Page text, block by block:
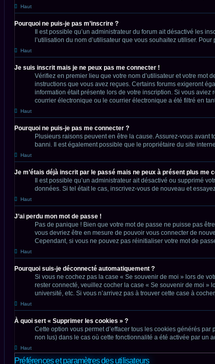
Haut
Pourquoi ne puis-je pas m’inscrire ?
Il est possible qu’un administrateur du forum ait désactivé les
l’utilisation du nom d’utilisateur que vous souhaitez utiliser.
Haut
Je suis inscrit mais je ne peux pas me connecter !
Vérifiez en premier lieu que votre nom d’utilisateur et votre mot
instructions que vous avez reçues. Certains forums exigeront
information était présente lors de votre inscription. Si vous
courrier électronique ou le courrier électronique a été filtré en
Haut
Pourquoi ne puis-je pas me connecter ?
Plusieurs raisons peuvent en être la cause. Assurez-vous avant
banni. Il est également possible que le propriétaire du site
Haut
Je m’étais déjà inscrit par le passé mais ne peux à présent plus me
Il est possible qu’un administrateur ait désactivé ou supprimé
données. Si tel était le cas, inscrivez-vous de nouveau et
Haut
J’ai perdu mon mot de passe !
Pas de panique ! Bien que votre mot de passe ne puisse pas
vous devriez être en mesure de pouvoir vous connecter de
Cependant, si vous ne pouvez pas réinitialiser votre mot de
Haut
Pourquoi suis-je déconnecté automatiquement ?
Si vous ne cochez pas la case « Se souvenir de moi » lors de
rester connecté, veuillez cocher la case « Se souvenir de moi »
université, etc. Si vous n’arrivez pas à trouver cette case à
Haut
À quoi sert « Supprimer les cookies » ?
Cette option vous permet d’effacer tous les cookies générés
non lus) dans le cas où cette fonctionnalité a été activée par un
Haut
Préférences et paramètres des utilisateurs